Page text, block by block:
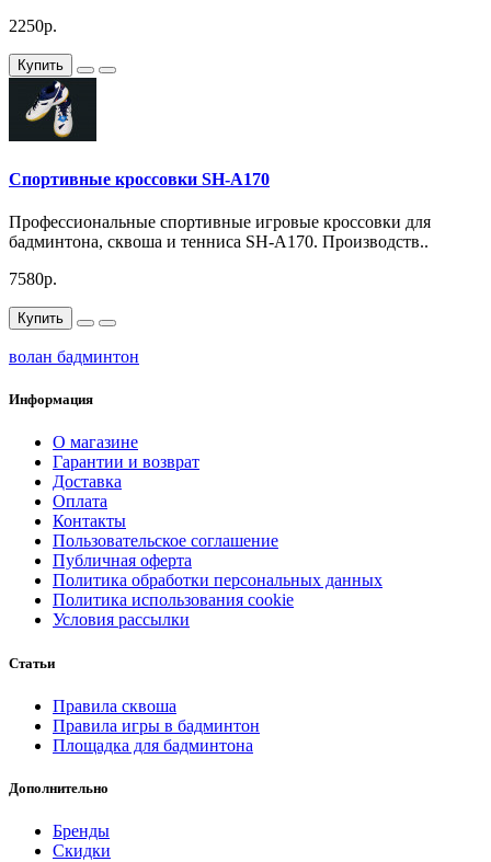
2250р.
Купить
Спортивные кроссовки SH-A170
Профессиональные спортивные игровые кроссовки для
бадминтона, сквоша и тенниса SH-A170. Производств..
7580р.
Купить
волан бадминтон
Информация
О магазине
Гарантии и возврат
Доставка
Оплата
Контакты
Пользовательское соглашение
Публичная оферта
Политика обработки персональных данных
Политика использования cookie
Условия рассылки
Статьи
Правила сквоша
Правила игры в бадминтон
Площадка для бадминтона
Дополнительно
Бренды
Скидки